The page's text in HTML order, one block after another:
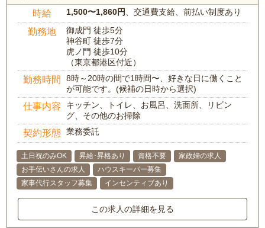
時給 1,500〜1,860円、交通費支給、前払い制度あり
勤務地
御成門 徒歩5分
神谷町 徒歩7分
虎ノ門 徒歩10分
（東京都港区付近）
勤務時間
8時～20時の間で1時間〜、好きな日に働くこと
が可能です。(候補の日時から選択)
仕事内容
キッチン、トイレ、お風呂、洗面所、リビン
グ、その他のお掃除
契約形態 業務委託
土日祝のみOK 昇給･昇格あり 資格不要
家政婦の求人
お手伝いさんの求人
ハウスキーパー募集
家事代行スタッフ募集
インセンティブあり
この求人の詳細を見る